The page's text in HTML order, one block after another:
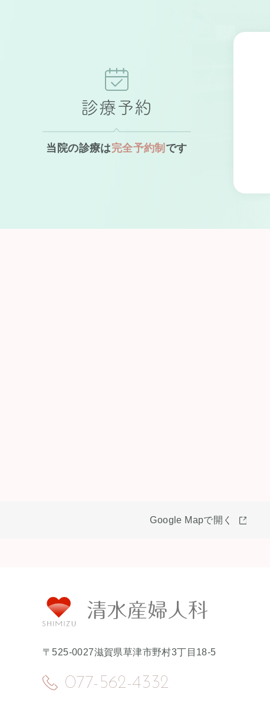
診療予約
当院の診療は完全予約制 です
Google Mapで開く
〒525-0027滋賀県草津市野村3丁目18-5
077-562-4332